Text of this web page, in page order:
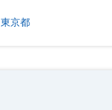
東京都